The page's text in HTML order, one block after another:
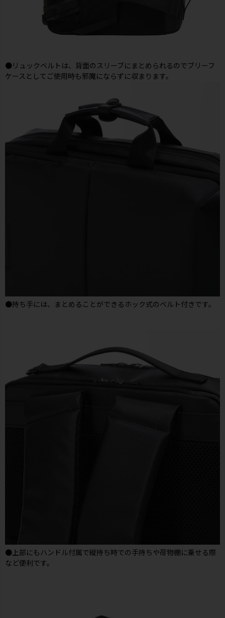
●リュックベルトは、背面のスリーブにまとめられるのでブリーフ
ケースとしてご使用時も邪魔にならずに収まります。
●持ち手には、まとめることができるホック式のベルト付きです。
●上部にもハンドル付属で縦持ち時での手持ちや荷物棚に乗せる際
など便利です。